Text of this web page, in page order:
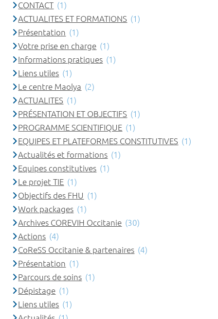
CONTACT (1)
ACTUALITES ET FORMATIONS (1)
Présentation (1)
Votre prise en charge (1)
Informations pratiques (1)
Liens utiles (1)
Le centre Maolya (2)
ACTUALITES (1)
PRÉSENTATION ET OBJECTIFS (1)
PROGRAMME SCIENTIFIQUE (1)
EQUIPES ET PLATEFORMES CONSTITUTIVES (1)
Actualités et formations (1)
Equipes constitutives (1)
Le projet TIE (1)
Objectifs des FHU (1)
Work packages (1)
Archives COREVIH Occitanie (30)
Actions (4)
CoReSS Occitanie & partenaires (4)
Présentation (1)
Parcours de soins (1)
Dépistage (1)
Liens utiles (1)